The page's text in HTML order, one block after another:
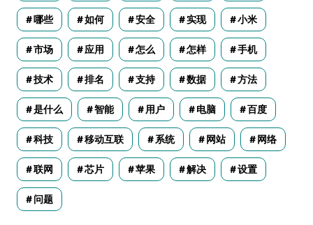
哪些 如何 安全 实现 小米
市场 应用 怎么 怎样 手机
技术 排名 支持 数据 方法
是什么 智能 用户 电脑 百度
科技 移动互联 系统 网站 网络
联网 芯片 苹果 解决 设置
问题